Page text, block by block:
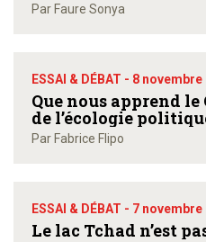
Par Faure Sonya
ESSAI & DÉBAT - 8 novembre
Que nous apprend le
de l’écologie
Par Fabrice Flipo
ESSAI & DÉBAT - 7 novembre
Le lac Tchad n’est